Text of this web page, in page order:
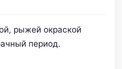
рыжей окраской
период.